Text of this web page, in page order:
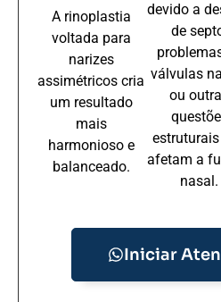
A rinoplastia
voltada para
narizes
assimétricos cria
um resultado
mais
harmonioso e
balanceado.
devido a
de
válvulas
ou
afetam a
nasal.
Iniciar